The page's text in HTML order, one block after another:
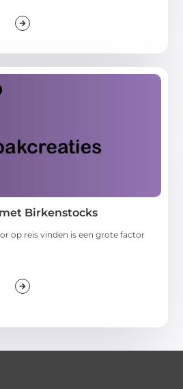
Birkenstocks
op reis vinden is een grote factor